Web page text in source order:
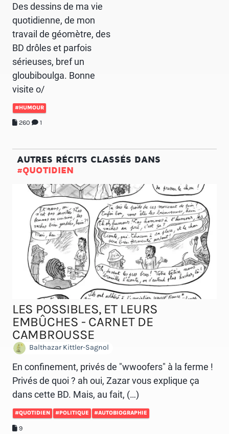
Des dessins de ma vie
quotidienne, de mon
travail de géomètre, des
BD drôles et parfois
sérieuses, bref un
gloubiboulga. Bonne
visite o/
#HUMOUR
260 1
AUTRES RÉCITS CLASSÉS DANS
#QUOTIDIEN
LES POSSIBLES, ET LEURS
EMBÛCHES - CARNET DE
CAMBROUSSE
Balthazar Kittler-Sagnol
En confinement, privés de "wwoofers" à la ferme !
Privés de quoi ? ah oui, Zazar vous explique ça
dans cette BD. Mais, au fait, (…)
#QUOTIDIEN #POLITIQUE #AUTOBIOGRAPHIE
9